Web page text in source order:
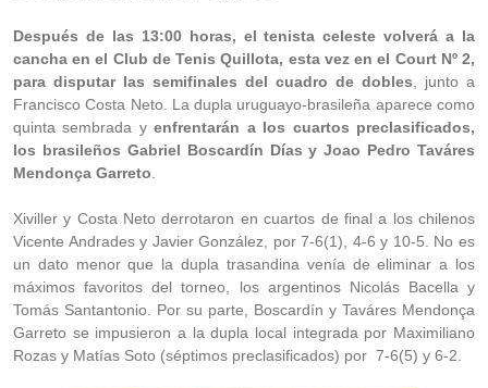
Después de las 13:00 horas, el tenista celeste volverá a la
cancha en el Club de Tenis Quillota, esta vez en el Court Nº 2,
para disputar las semifinales del cuadro de dobles , junto a
Francisco Costa Neto. La dupla uruguayo-brasileña aparece como
quinta sembrada yenfrentarán a los cuartos preclasificados,
los brasileños Gabriel Boscardín Días y Joao Pedro Taváres
Mendonça Garreto
Xiviller y Costa Neto derrotaron en cuartos de final a los chilenos
Vicente Andrades y Javier González, por 7-6(1), 4-6 y 10-5. No es
un dato menor que la dupla trasandina venía de eliminar a los
máximos favoritos del torneo, los argentinos Nicolás Bacella y
Tomás Santantonio. Por su parte, Boscardín y Taváres Mendonça
Garreto se impusieron a la dupla local integrada por Maximiliano
Rozas y Matías Soto (séptimos preclasificados) por 7-6(5) y 6-2.